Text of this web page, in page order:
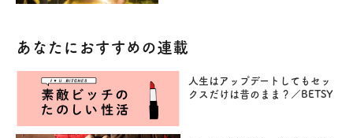
あなたにおすすめの連載
人生はアップデートしてもセッ
クスだけは昔のまま？／BETSY